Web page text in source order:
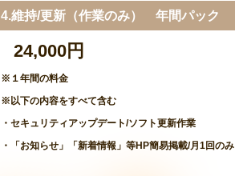
4.維持/更新（作業のみ） 年間パック
24,000円
※１年間の料金
※以下の内容をすべて含む
・セキュリティアップデート/ソフト更新作業
・「お知らせ」「新着情報」等HP簡易掲載/月1回のみ